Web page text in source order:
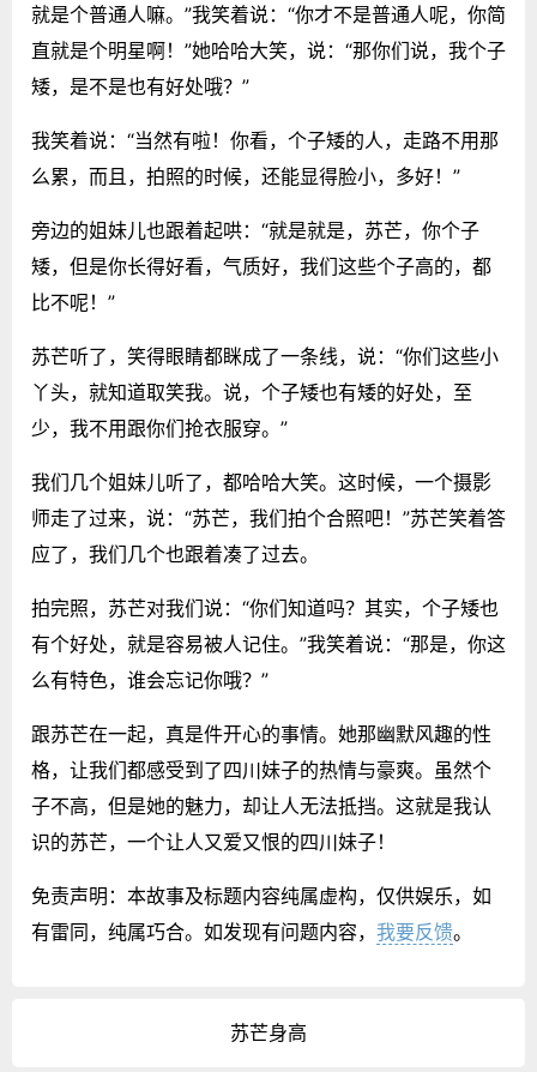
就是个普通人嘛。”我笑着说：“你才不是普通人呢，你简
直就是个明星啊！”她哈哈大笑，说：“那你们说，我个子
矮，是不是也有好处哦？”
我笑着说：“当然有啦！你看，个子矮的人，走路不用那
么累，而且，拍照的时候，还能显得脸小，多好！”
旁边的姐妹儿也跟着起哄：“就是就是，苏芒，你个子
矮，但是你长得好看，气质好，我们这些个子高的，都
比不呢！”
苏芒听了，笑得眼睛都眯成了一条线，说：“你们这些小
丫头，就知道取笑我。说，个子矮也有矮的好处，至
少，我不用跟你们抢衣服穿。”
我们几个姐妹儿听了，都哈哈大笑。这时候，一个摄影
师走了过来，说：“苏芒，我们拍个合照吧！”苏芒笑着答
应了，我们几个也跟着凑了过去。
拍完照，苏芒对我们说：“你们知道吗？其实，个子矮也
有个好处，就是容易被人记住。”我笑着说：“那是，你这
么有特色，谁会忘记你哦？”
跟苏芒在一起，真是件开心的事情。她那幽默风趣的性
格，让我们都感受到了四川妹子的热情与豪爽。虽然个
子不高，但是她的魅力，却让人无法抵挡。这就是我认
识的苏芒，一个让人又爱又恨的四川妹子！
免责声明：本故事及标题内容纯属虚构，仅供娱乐，如
有雷同，纯属巧合。如发现有问题内容， 我要反馈。
苏芒身高